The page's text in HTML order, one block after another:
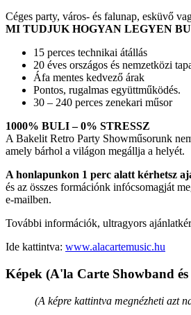
Céges party, város- és falunap, esküvő
MI TUDJUK HOGYAN LEGYEN
15 perces technikai átállás
20 éves országos és nemzetközi
Áfa mentes kedvező árak
Pontos, rugalmas együttműködés.
30 – 240 perces zenekari műsor
1000% BULI – 0% STRESSZ
A Bakelit Retro Party Showműsorunk
amely bárhol a világon megállja a helyét.
A honlapunkon 1 perc alatt kérhetsz
és az összes formációnk infócsomagját
e-mailben.
További információk, ultragyors
Ide kattintva: www.alacartemusic.hu
Képek (A'la Carte Showband
(A képre kattintva megnézheti azt